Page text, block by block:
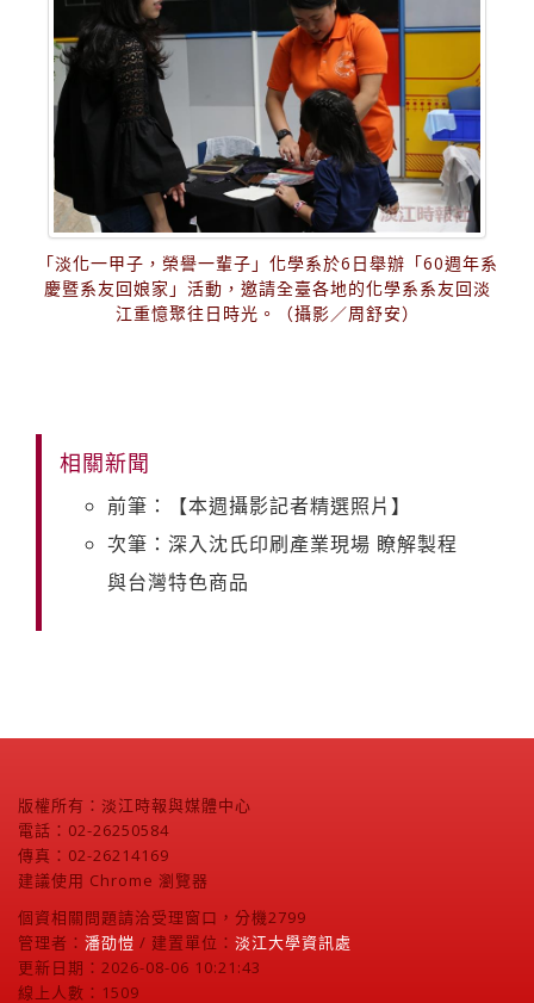
「淡化一甲子，榮譽一輩子」化學系於6日舉辦「60週年系
慶暨系友回娘家」活動，邀請全臺各地的化學系系友回淡
江重憶聚往日時光。（攝影／周舒安）
相關新聞
前筆：【本週攝影記者精選照片】
次筆：深入沈氏印刷產業現場 瞭解製程
與台灣特色商品
版權所有：淡江時報與媒體中心
電話：02-26250584
傳真：02-26214169
建議使用 Chrome 瀏覽器
個資相關問題請洽受理窗口，分機2799
管理者： 潘劭愷 / 建置單位： 淡江大學資訊處
更新日期：2026-08-06 10:21:43
線上人數：1509